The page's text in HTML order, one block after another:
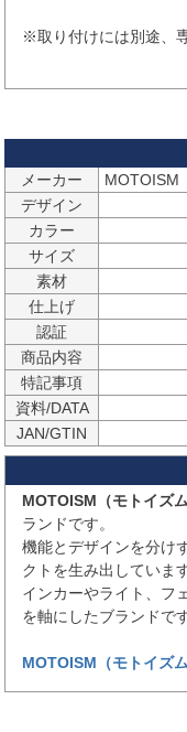
※取り付けには別途、
メーカー
MOTOISM
デザイン
カラー
サイズ
素材
仕上げ
認証
商品内容
特記事項
資料/DATA
JAN/GTIN
MOTOISM（モトイズム
ランドです。
機能とデザインを分け
クトを生み出していま
インカーやライト、フ
を軸にしたブランドです
MOTOISM（モトイズ